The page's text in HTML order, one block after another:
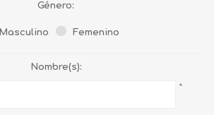
Género:
Masculino Femenino
Nombre(s):
*